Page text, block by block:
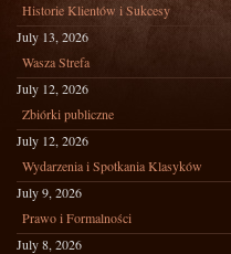
Historie Klientów i Sukcesy
July 13, 2026
Wasza Strefa
July 12, 2026
Zbiórki publiczne
July 12, 2026
Wydarzenia i Spotkania Klasyków
July 9, 2026
Prawo i Formalności
July 8, 2026